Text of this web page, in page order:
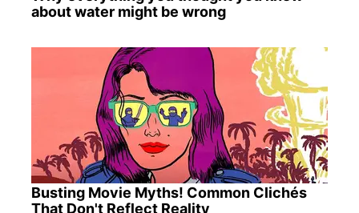
about water might be wrong
Busting Movie Myths! Common Clichés
That Don't Reflect Reality